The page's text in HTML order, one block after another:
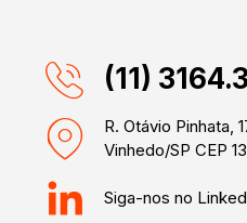
(11)
R. Otávio Pinhata,
Vinhedo/SP CEP
Siga-nos no